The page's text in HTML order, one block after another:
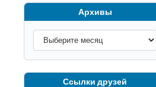
Архивы
Ссылки друзей